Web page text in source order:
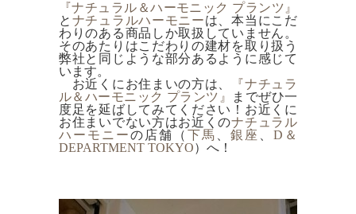
『ナチュラル＆ハーモニック プランツ』
と ナチュラルハーモニーは、本当にこだ
わりのある商品しか取扱していません。
そのあたりはこだわりの建材を取り扱う
弊社と同じような部分あるように感じて
います。
お近くにお住まいの方は、
『ナチュラ
ル＆ハーモニック プランツ』
までぜひ一
度足を延ばしてみてください！お近くに
お住まいでない方はお近くのナチュラル
ハーモニーの店舗（ 下馬 銀座
D＆
DEPARTMENT TOKYO）へ！